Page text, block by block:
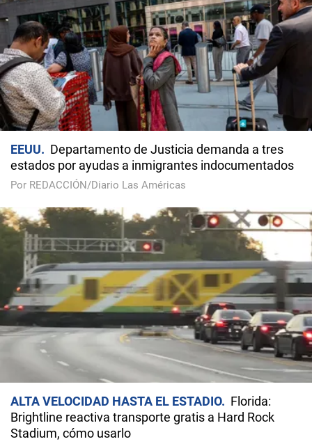
EEUU
Departamento de Justicia demanda a tres
estados por ayudas a inmigrantes indocumentados
Por REDACCIÓN/Diario Las Américas
ALTA VELOCIDAD HASTA EL ESTADIO
Florida:
Brightline reactiva transporte gratis a Hard Rock
Stadium, cómo usarlo